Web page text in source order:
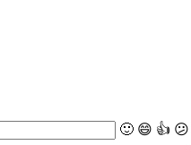
🙂 😄 👍 😕